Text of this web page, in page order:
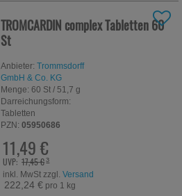
TROMCARDIN complex Tabletten60
St
Anbieter: Trommsdorff
GmbH & Co. KG
Menge: 60 St/ 51,7 g
Darreichungsform:
Tabletten
PZN: 05950686
11,49 €
UVP: 17,45 €³
inkl. MwSt zzgl.Versand
222,24 € pro 1 kg